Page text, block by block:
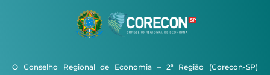
O Conselho Regional de Economia – 2ª Região (Corecon-SP)